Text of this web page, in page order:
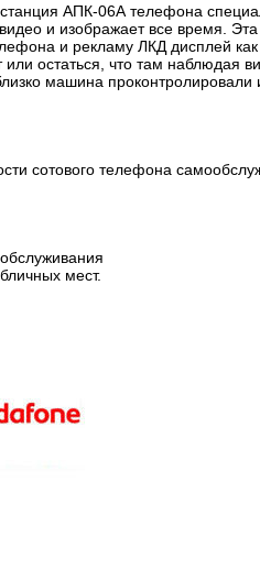
АПК-06А телефона
и изображает все время. Эта
и рекламу ЛКД дисплей
остаться, что там наблюдая
машина проконтролировали
сотового телефона
мест.